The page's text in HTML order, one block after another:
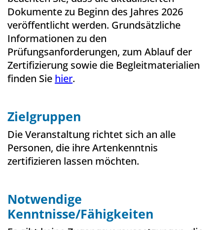
Dokumente zu Beginn des Jahres 2026
veröffentlicht werden. Grundsätzliche
Informationen zu den
Prüfungsanforderungen, zum Ablauf der
Zertifizierung sowie die Begleitmaterialien
finden Sie hier.
Zielgruppen
Die Veranstaltung richtet sich an alle
Personen, die ihre Artenkenntnis
zertifizieren lassen möchten.
Notwendige
Kenntnisse/Fähigkeiten